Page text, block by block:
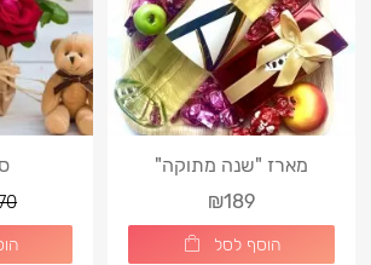
מארז "שנה מתוקה"
₪189
הוסף לסל